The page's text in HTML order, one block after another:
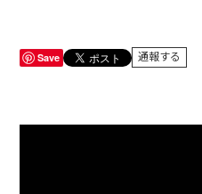
Save 通報する